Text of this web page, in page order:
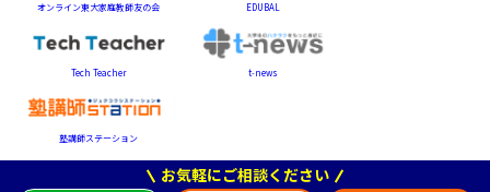
お気軽にご相談ください
オンライン東大家庭教師友の会 EDUBAL
Tech Teacher t-news
塾講師ステーション